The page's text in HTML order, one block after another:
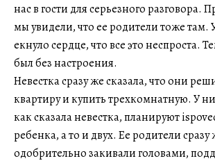
нас в гости для серьезного разговора.
мы увидели, что ее родители тоже там.
екнуло сердце, что все это неспроста.
был без настроения.
Невестка сразу же сказала, что они
квартиру и купить трехкомнатную. У
как сказала невестка, планируют
ребенка, а то и двух. Ее родители сразу
одобрительно закивали головами,